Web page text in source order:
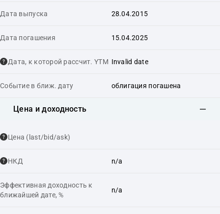
Дата выпуска 28.04.2015
Дата погашения 15.04.2025
Дата, к которой рассчит. YTM Invalid date
Событие в ближ. дату облигация погашена
Цена и доходность
Цена (last/bid/ask)
НКД n/a
Эффективная доходность к
ближайшей дате, %
n/a